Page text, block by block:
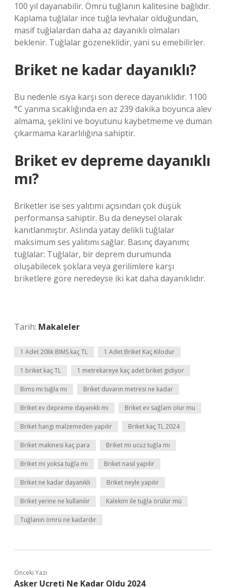
100 yıl dayanabilir. Ömrü tuğlanın kalitesine bağlıdır.
Kaplama tuğlalar ince tuğla levhalar olduğundan,
masif tuğlalardan daha az dayanıklı olmaları
beklenir. Tuğlalar gözeneklidir, yani su emebilirler.
Briket ne kadar dayanıklı?
Bu nedenle ısıya karşı son derece dayanıklıdır. 1100
°C yanma sıcaklığında en az 239 dakika boyunca alev
almama, şeklini ve boyutunu kaybetmeme ve duman
çıkarmama kararlılığına sahiptir.
Briket ev depreme dayanıklı
mı?
Briketler ise ses yalıtımı açısından çok düşük
performansa sahiptir. Bu da deneysel olarak
kanıtlanmıştır. Aslında yatay delikli tuğlalar
maksimum ses yalıtımı sağlar. Basınç dayanımı;
tuğlalar: Tuğlalar, bir deprem durumunda
oluşabilecek şoklara veya gerilimlere karşı
briketlere göre neredeyse iki kat daha dayanıklıdır.
Tarih: Makaleler
1 Adet 20lik BIMS kaç TL 1 Adet Briket Kaç Kilodur
1 briket kaç TL 1 metrekareye kaç adet briket gidiyor
Bims mi tuğla mı Briket duvarın metresi ne kadar
Briket ev depreme dayanıklı mı Briket ev sağlam olur mu
Briket hangi malzemeden yapılır Briket kaç TL 2024
Briket makinesi kaç para Briket mi ucuz tuğla mı
Briket mi yoksa tuğla mı Briket nasıl yapılır
Briket ne kadar dayanıklı Briket neyle yapılır
Briket yerine ne kullanılır Kalekim ile tuğla örülür mü
Tuğlanın ömrü ne kadardır
Önceki Yazı
Asker Ucreti Ne Kadar Oldu 2024